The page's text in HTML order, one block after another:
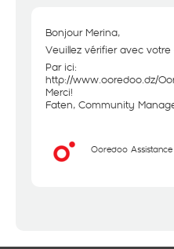
Bonjour Merina,
Veuillez vérifier avec
Par ici:
http://www.ooredoo.dz/
Merci!
Faten, Community
Ooredoo Assistance